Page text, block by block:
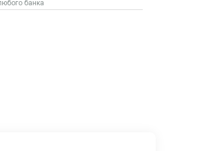
банка